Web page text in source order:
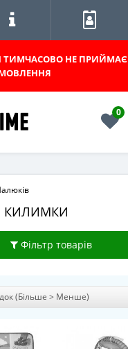
ТИМЧАСОВО НЕ ПРИЙМАЄ
0
КИЛИМКИ
Фільтр товарів